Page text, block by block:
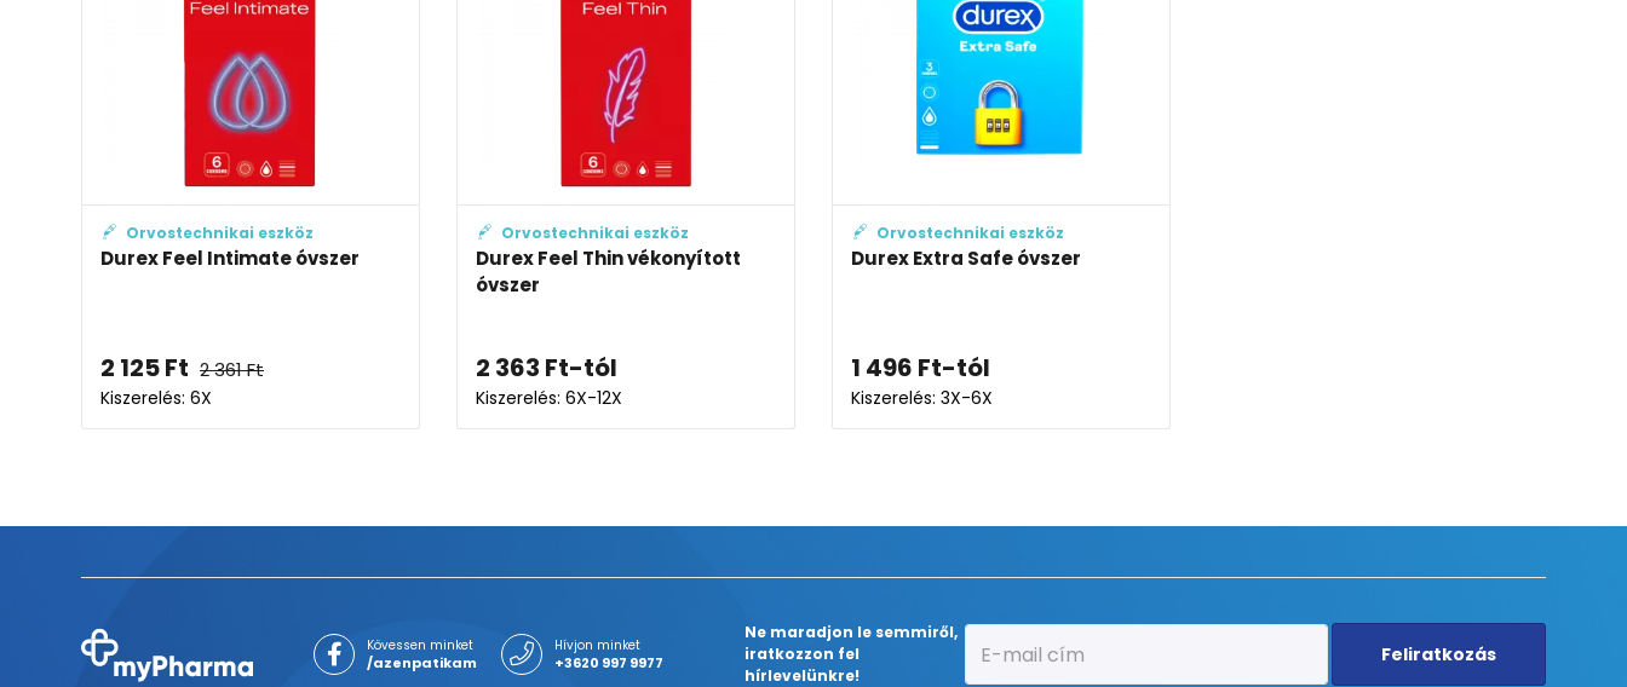
Orvostechnikai eszköz
Durex Feel Intimate óvszer
2 125Ft 2 361Ft
Kiszerelés: 6X
Orvostechnikai eszköz
Durex Feel Thin vékonyított
óvszer
2 363 Ft-tól
Kiszerelés: 6X-12X
Orvostechnikai eszköz
Durex Extra Safe óvszer
1 496 Ft-tól
Kiszerelés: 3X-6X
Kövessen minket
/azenpatikam
Hívjon minket
+3620 997 9977
Ne maradjon le semmiről,
iratkozzon fel
hírlevelünkre!
Feliratkozás